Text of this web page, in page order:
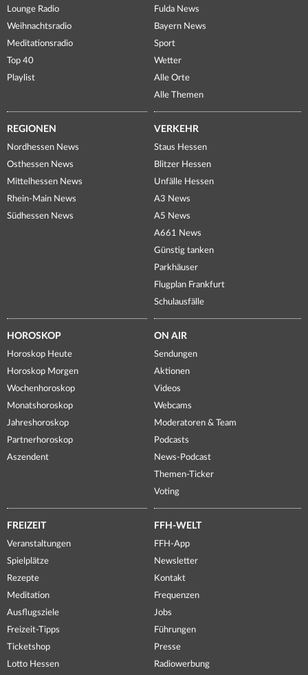
Lounge Radio
Weihnachtsradio
Meditationsradio
Top 40
Playlist
Fulda News
Bayern News
Sport
Wetter
Alle Orte
Alle Themen
REGIONEN
Nordhessen News
Osthessen News
Mittelhessen News
Rhein-Main News
Südhessen News
VERKEHR
Staus Hessen
Blitzer Hessen
Unfälle Hessen
A3 News
A5 News
A661 News
Günstig tanken
Parkhäuser
Flugplan Frankfurt
Schulausfälle
HOROSKOP
Horoskop Heute
Horoskop Morgen
Wochenhoroskop
Monatshoroskop
Jahreshoroskop
Partnerhoroskop
Aszendent
ON AIR
Sendungen
Aktionen
Videos
Webcams
Moderatoren & Team
Podcasts
News-Podcast
Themen-Ticker
Voting
FREIZEIT
Veranstaltungen
Spielplätze
Rezepte
Meditation
Ausflugsziele
Freizeit-Tipps
Ticketshop
Lotto Hessen
FFH-WELT
FFH-App
Newsletter
Kontakt
Frequenzen
Jobs
Führungen
Presse
Radiowerbung